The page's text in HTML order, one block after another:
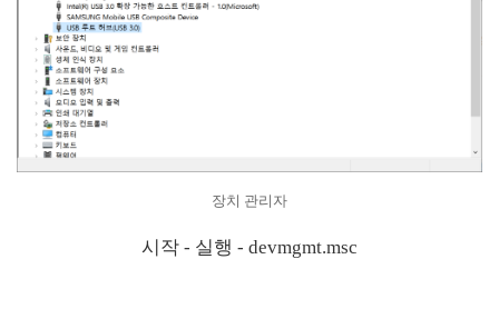
장치 관리자
시작 - 실행 - devmgmt.msc